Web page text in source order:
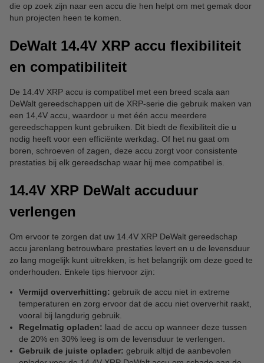
die op zoek zijn naar een accu die hen helpt om met gemak door
hun projecten heen te komen.
DeWalt 14.4V XRP accu flexibiliteit
en compatibiliteit
De 14.4V XRP accu is compatibel met een breed scala aan
DeWalt gereedschappen uit de XRP-serie die gebruik maken van
een 14,4V accu, waardoor u met één accu meerdere
gereedschappen kunt gebruiken. Dit biedt de flexibiliteit die u
nodig heeft voor een efficiënte werkdag. Of het nu gaat om
boren, schroeven of zagen, deze accu zorgt voor consistente
prestaties bij elk gereedschap waar hij mee compatibel is.
14.4V XRP DeWalt accuduur
verlengen
Om ervoor te zorgen dat uw 14.4V XRP DeWalt gereedschap
accu jarenlang betrouwbare prestaties levert en u de levensduur
zo lang mogelijk kunt uitrekken, is het belangrijk om deze goed te
onderhouden. Enkele tips hiervoor zijn:
Vermijd oververhitting: gebruik de accu niet in extreme
temperaturen en zorg ervoor dat de accu niet oververhit raakt,
vooral bij langdurig gebruik.
Regelmatig opladen: laad de accu op wanneer deze tussen
de 20% en 30% leeg is om de levensduur te verlengen.
Gebruik de juiste oplader: gebruik altijd de aanbevolen